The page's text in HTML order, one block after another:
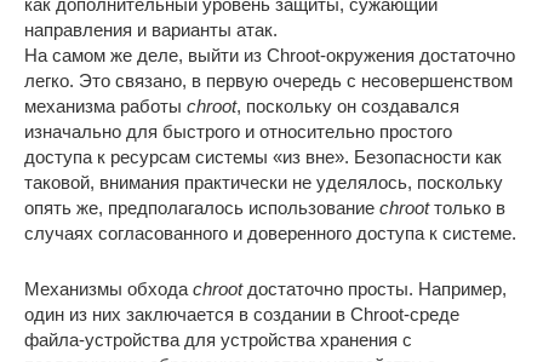
направления и варианты атак.
На самом же деле, выйти из Chroot-окружения достаточно
легко. Это связано, в первую очередь с несовершенством
механизма работы chroot, поскольку он создавался
изначально для быстрого и относительно простого
доступа к ресурсам системы «из вне». Безопасности как
таковой, внимания практически не уделялось, поскольку
опять же, предполагалось использование chrootтолько в
случаях согласованного и доверенного доступа к системе.
Механизмы обхода chrootдостаточно просты. Например,
один из них заключается в создании в Chroot-среде
файла-устройства для устройства хранения с